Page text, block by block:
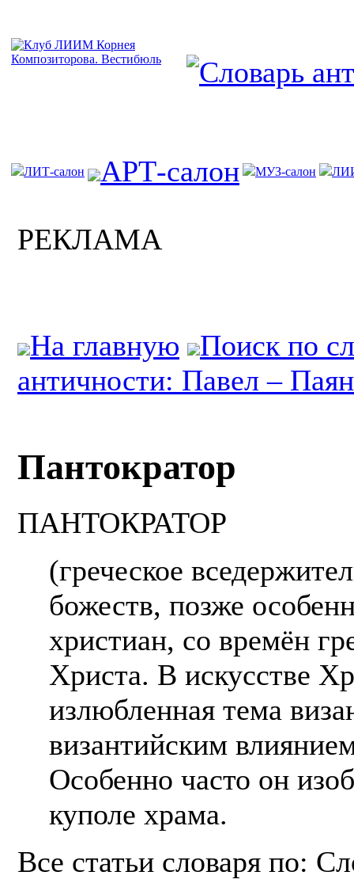
ЛИТ-салон АРТ-салон МУЗ-салон
РЕКЛАМА
На главную
Поиск по
античности: Павел –
Пантократор
ПАНТОКРАТОР
(греческое
божеств, позже
христиан, со времён
Христа. В искусстве
излюбленная тема
византийским
Особенно часто он
куполе храма.
Все статьи словаря по: